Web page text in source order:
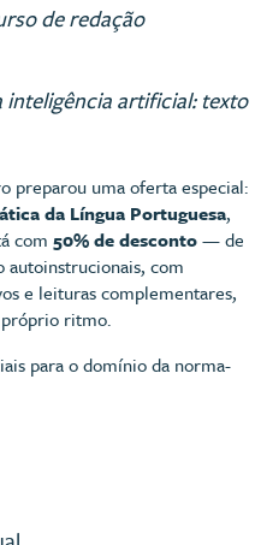
de redação
inteligência artificial: texto
preparou uma oferta especial:
da Língua Portuguesa,
com 50% de desconto— de
autoinstrucionais, com
e leituras complementares,
ritmo.
para o domínio da norma-